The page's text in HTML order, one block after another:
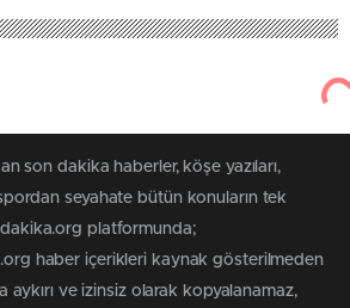
son dakika haberler, köşe yazıları,
seyahate bütün konuların tek
platformunda;
haber içerikleri kaynak gösterilmeden
aykırı ve izinsiz olarak kopyalanamaz,